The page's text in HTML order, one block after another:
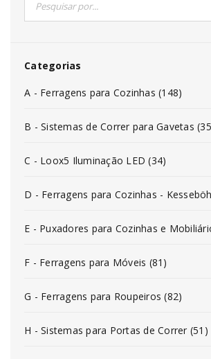
Categorias
A - Ferragens para Cozinhas (148)
B - Sistemas de Correr para Gavetas
C - Loox5 Iluminação LED (34)
D - Ferragens para Cozinhas -
E - Puxadores para Cozinhas e
F - Ferragens para Móveis (81)
G - Ferragens para Roupeiros (82)
H - Sistemas para Portas de Correr (51)